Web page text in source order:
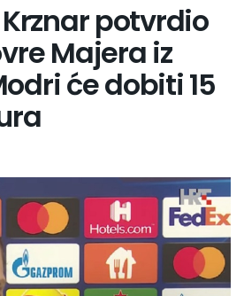
potvrdio
Majera iz
će dobiti 15